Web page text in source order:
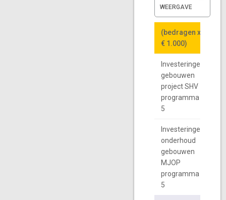
WEERGAVE
(bedragen x
€ 1.000)
(bedragen x
€ 1.000)
Investeringen
gebouwen
project SHV
programma
5
Investeringen
onderhoud
gebouwen
MJOP
programma
5